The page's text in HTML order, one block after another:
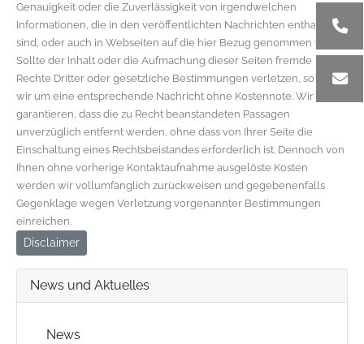
Genauigkeit oder die Zuverlässigkeit von irgendwelchen
Informationen, die in den veröffentlichten Nachrichten enthalten
sind, oder auch in Webseiten auf die hier Bezug genommen wird.
Sollte der Inhalt oder die Aufmachung dieser Seiten fremde
Rechte Dritter oder gesetzliche Bestimmungen verletzen, so bitten
wir um eine entsprechende Nachricht ohne Kostennote. Wir
garantieren, dass die zu Recht beanstandeten Passagen
unverzüglich entfernt werden, ohne dass von Ihrer Seite die
Einschaltung eines Rechtsbeistandes erforderlich ist. Dennoch von
Ihnen ohne vorherige Kontaktaufnahme ausgelöste Kosten
werden wir vollumfänglich zurückweisen und gegebenenfalls
Gegenklage wegen Verletzung vorgenannter Bestimmungen
einreichen.
Disclaimer
News und Aktuelles
News